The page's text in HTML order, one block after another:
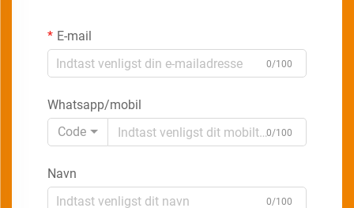
E-mail
0/100
Whatsapp/mobil
Code
0/100
Navn
0/100